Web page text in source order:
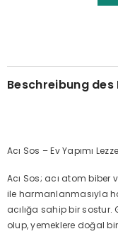
Beschreibung
Acı Sos – Ev Yapımı
Acı Sos; acı atom biber
ile harmanlanmasıyla
acılığa sahip bir
olup, yemeklere doğal